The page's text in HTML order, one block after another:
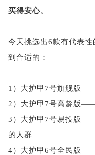
买得安心。
今天挑选出6款有代表
到合适的：
1）大护甲7号旗舰版
2）大护甲7号高龄版
3）大护甲7号易投版
的人群
4）大护甲6号全民版